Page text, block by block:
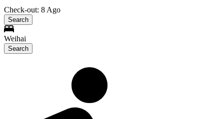
Check-out: 8 Ago
Search
Weihai
Search